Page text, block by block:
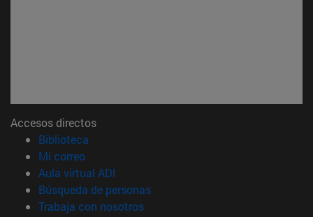
Accesos directos
Biblioteca
Mi correo(abre en nueva ventana)
Aula virtual ADI
Búsqueda de personas(abre en nueva ventana)
Trabaja con nosotros(abre en nueva ventana)